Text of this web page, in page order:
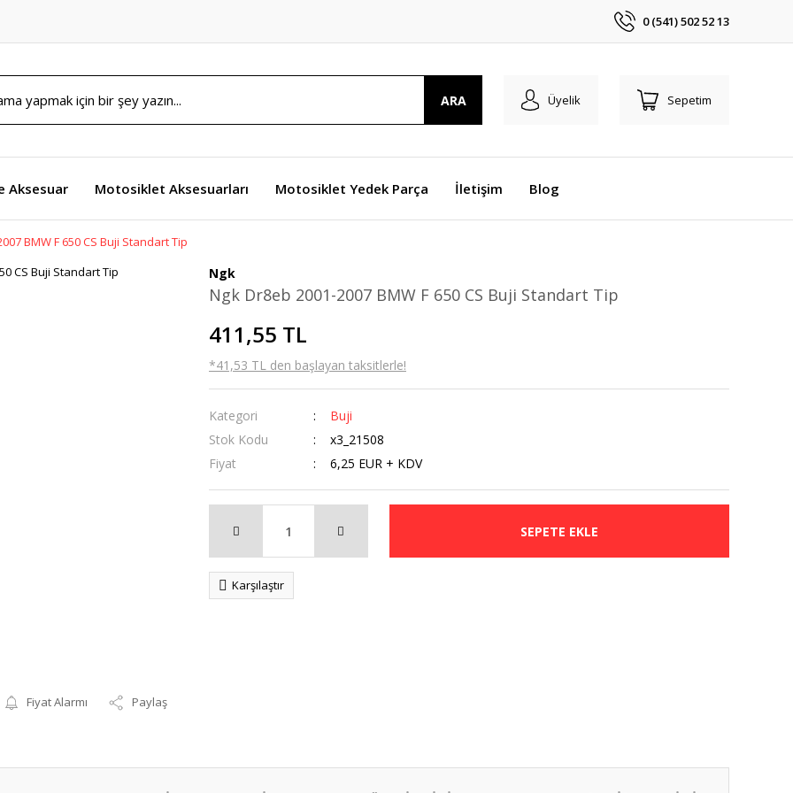
0 (541) 502 52 13
ARA Üyelik Sepetim
Aksesuar Motosiklet Aksesuarları Motosiklet Yedek Parça İletişim Blog
BMW F 650 CS Buji Standart Tip
Fiyat Alarmı Paylaş
Ngk
Ngk Dr8eb 2001-2007 BMW F 650 CS Buji Standart Tip
411,55 TL
*41,53 TL den başlayan taksitlerle!
Kategori
Buji
Stok Kodu
x3_21508
Fiyat
6,25 EUR + KDV
SEPETE EKLE
Karşılaştır